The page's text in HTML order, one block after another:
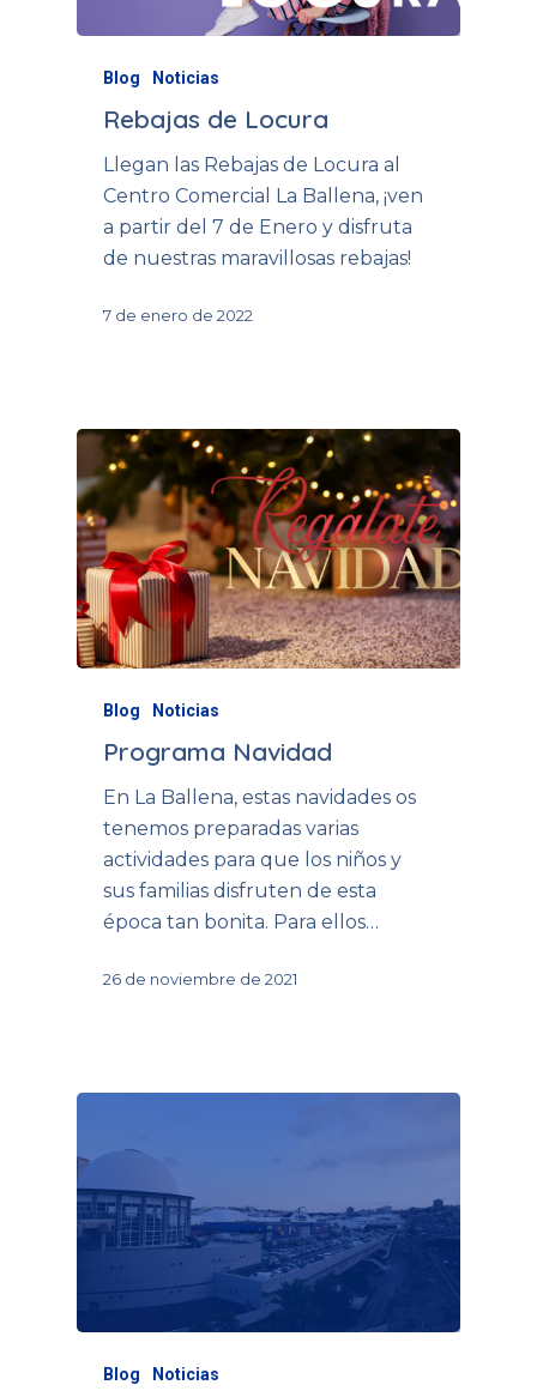
Blog Noticias
Rebajas de Locura
Llegan las Rebajas de Locura al
Centro Comercial La Ballena, ¡ven
a partir del 7 de Enero y disfruta
de nuestras maravillosas rebajas!
7 de enero de 2022
Blog Noticias
Programa Navidad
En La Ballena, estas navidades os
tenemos preparadas varias
actividades para que los niños y
sus familias disfruten de esta
época tan bonita. Para ellos…
26 de noviembre de 2021
Blog Noticias